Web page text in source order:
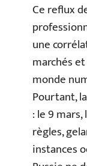
Ce reflux
une
marchés
monde
Pourtant,
: le 9
règles,
instances